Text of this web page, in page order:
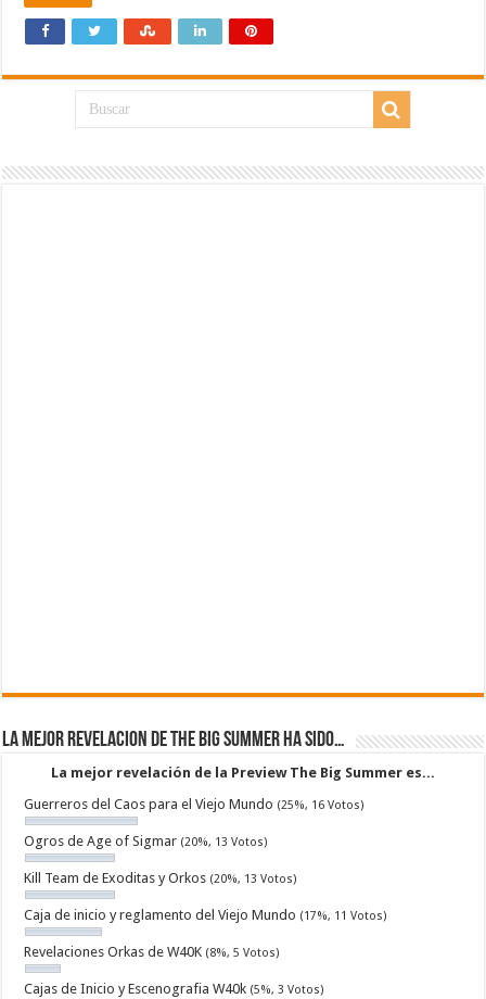
La mejor revelacion de The Big Summer ha sido…
La mejor revelación de la Preview The Big Summer es...
Guerreros del Caos para el Viejo Mundo (25%, 16 Votos)
Ogros de Age of Sigmar (20%, 13 Votos)
Kill Team de Exoditas y Orkos (20%, 13 Votos)
Caja de inicio y reglamento del Viejo Mundo (17%, 11 Votos)
Revelaciones Orkas de W40K (8%, 5 Votos)
Cajas de Inicio y Escenografia W40k (5%, 3 Votos)